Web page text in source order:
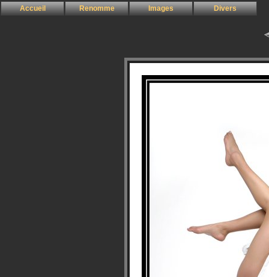
Accueil Renomme Images Divers